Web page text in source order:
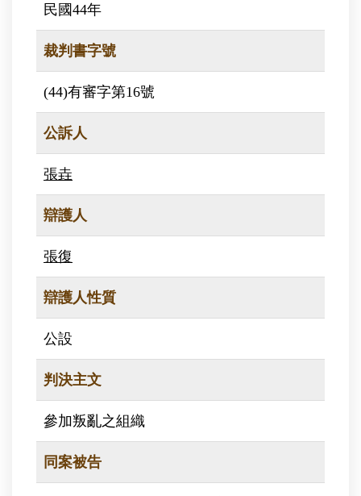
民國44年
裁判書字號
(44)有審字第16號
公訴人
張垚
辯護人
張復
辯護人性質
公設
判決主文
參加叛亂之組織
同案被告